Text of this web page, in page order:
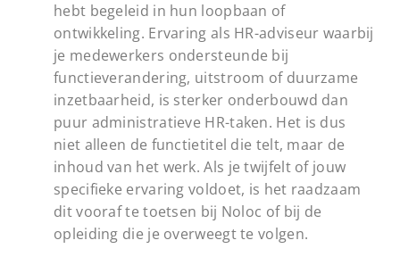
hebt begeleid in hun loopbaan of
ontwikkeling. Ervaring als HR-adviseur waarbij
je medewerkers ondersteunde bij
functieverandering, uitstroom of duurzame
inzetbaarheid, is sterker onderbouwd dan
puur administratieve HR-taken. Het is dus
niet alleen de functietitel die telt, maar de
inhoud van het werk. Als je twijfelt of jouw
specifieke ervaring voldoet, is het raadzaam
dit vooraf te toetsen bij Noloc of bij de
opleiding die je overweegt te volgen.